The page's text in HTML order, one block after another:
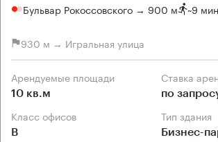
Бульвар Рокоссовского → 900 м ~9 мин
930 м → Игральная улица
Арендуемые площади
10 кв.м
Ставка
по
Класс офисов
B
Тип здания
Бизнес-